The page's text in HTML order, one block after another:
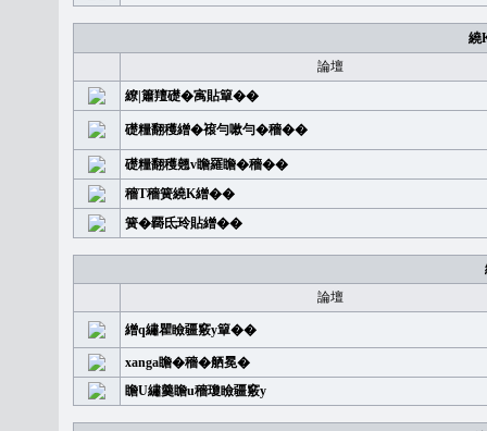
繞
論壇
繚|簫羶礎�㝢貼簞��
礎糧翻穫繒�䙛勻嗽勻�穡��
礎糧翻穫翹v瞻羅瞻�穡��
穡T穡簧繞K繒��
簧�覉氐玲貼繒��
論壇
繒q繡瞿瞼疆竅y簞��
xanga瞻�穡�舾冕�
瞻U繡羹瞻u穡瓊瞼疆竅y